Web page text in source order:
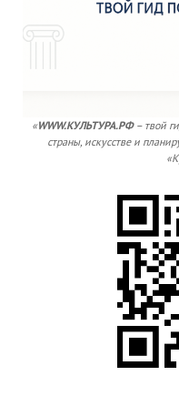
«WWW.КУЛЬТУРА.РФ– твой
страны, искусстве и